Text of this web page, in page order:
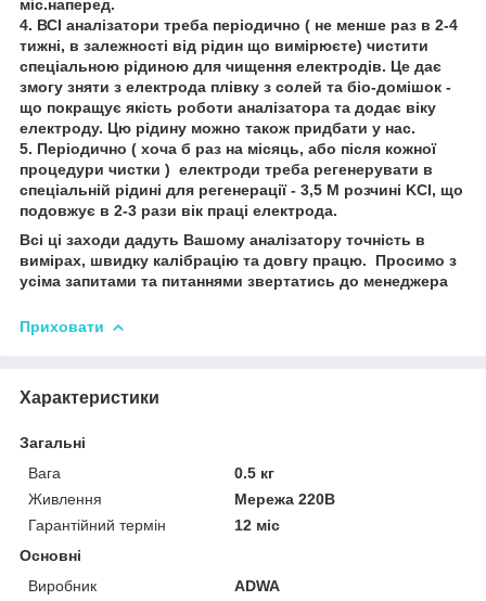
міс.наперед.
4. ВСІ аналізатори треба періодично ( не менше раз в 2-4
тижні, в залежності від рідин що вимірюєте) чистити
спеціальною рідиною для чищення електродів. Це дає
змогу зняти з електрода плівку з солей та біо-домішок -
що покращує якість роботи аналізатора та додає віку
електроду. Цю рідину можно також придбати у нас.
5. Періодично ( хоча б раз на місяць, або після кожної
процедури чистки ) електроди треба регенерувати в
спеціальній рідині для регенерації - 3,5 М розчині KCl, що
подовжує в 2-3 рази вік праці електрода.
Всі ці заходи дадуть Вашому аналізатору точність в
вимірах, швидку калібрацію та довгу працю. Просимо з
усіма запитами та питаннями звертатись до менеджера
Приховати
Характеристики
Загальні
Вага
0.5 кг
Живлення
Мережа 220В
Гарантійний термін
12 міс
Основні
Виробник
ADWA